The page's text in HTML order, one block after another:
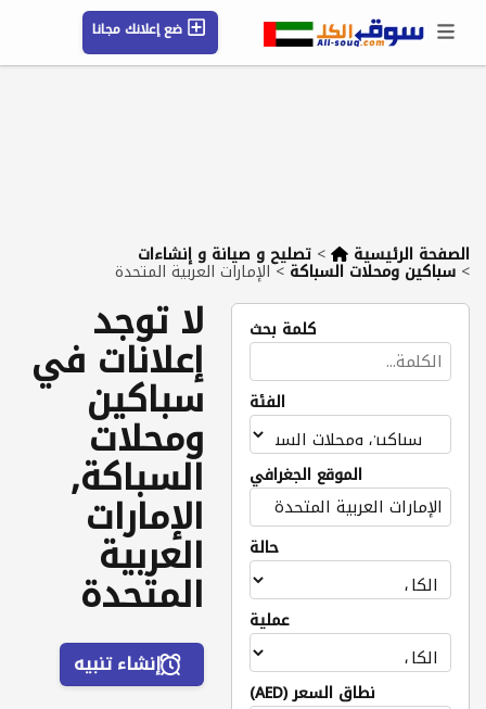
ضع إعلانك مجانا
حسابي / تسجيل
الصفحة الرئيسية > تصليح و صيانة و إنشاءات
> سباكين ومحلات السباكة >الإمارات العربية المتحدة
كلمة بحث
الفئة
الموقع الجغرافي
حالة
عملية
نطاق السعر (AED)
لا توجد
إعلانات في
سباكين
ومحلات
السباكة,
الإمارات
العربية
المتحدة
إنشاء تنبيه